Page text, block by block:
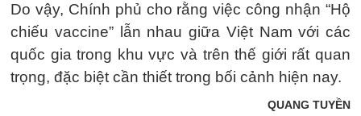
Do vậy, Chính phủ cho rằng việc công nhận “Hộ
chiếu vaccine” lẫn nhau giữa Việt Nam với các
quốc gia trong khu vực và trên thế giới rất quan
trọng, đặc biệt cần thiết trong bối cảnh hiện nay.
QUANG TUYỀN